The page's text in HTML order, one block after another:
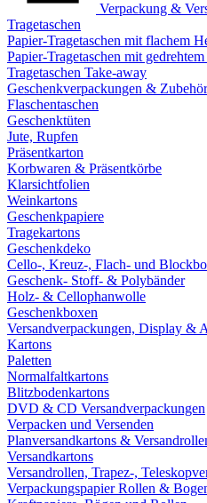
Verpackung &
Tragetaschen
Papier-Tragetaschen mit flachem
Papier-Tragetaschen mit
Tragetaschen Take-away
Geschenkverpackungen & Zubehör
Flaschentaschen
Geschenktüten
Jute, Rupfen
Präsentkarton
Korbwaren & Präsentkörbe
Klarsichtfolien
Weinkartons
Geschenkpapiere
Tragekartons
Geschenkdeko
Cello-, Kreuz-, Flach- und
Geschenk- Stoff- & Polybänder
Holz- & Cellophanwolle
Geschenkboxen
Versandverpackungen, Display &
Kartons
Paletten
Normalfaltkartons
Blitzbodenkartons
DVD & CD Versandverpackungen
Verpacken und Versenden
Planversandkartons &
Versandkartons
Versandrollen, Trapez-,
Verpackungspapier Rollen &